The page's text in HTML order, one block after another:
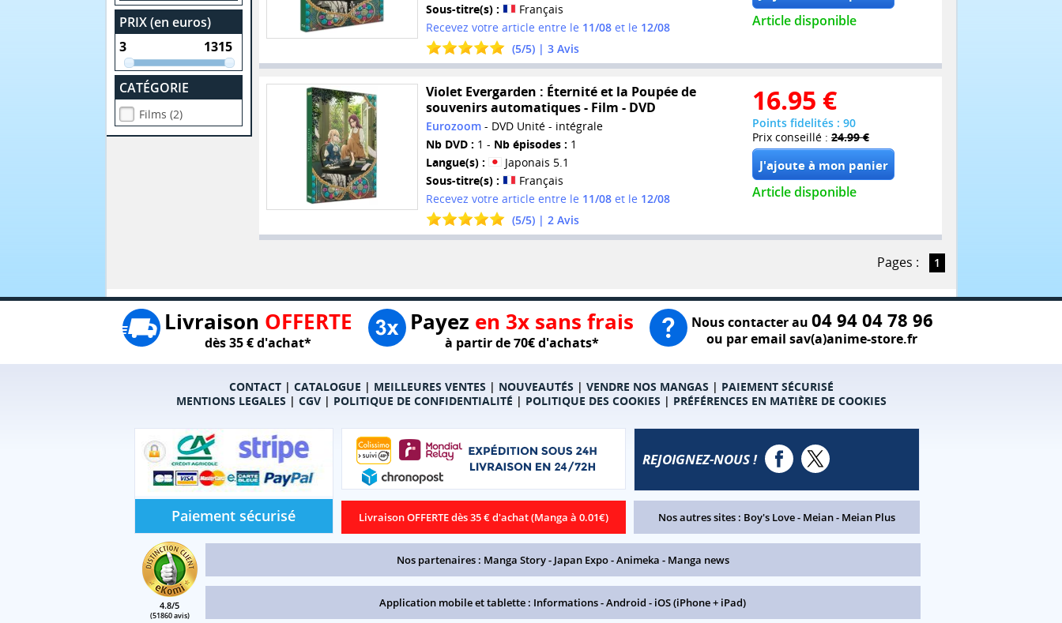
PRIX (en euros)
CATÉGORIE
Films (2)
Sous-titre(s) :
Français
Recevez votre article entre le 11/08et le 12/08
(5/5) | 3Avis
Article disponible
Violet Evergarden : Éternité et la Poupée de
souvenirs automatiques - Film - DVD
Eurozoom- DVD Unité - intégrale
Nb DVD : 1 - Nb épisodes : 1
Langue(s) :
Japonais 5.1
Sous-titre(s) :
Français
Recevez votre article entre le 11/08et le 12/08
(5/5) | 2Avis
16.95 €
Points fidelités : 90
Prix conseillé : 24.99 €
Article disponible
Pages : 1
Livraison OFFERTE
dès 35 € d'achat*
Payez en 3x sans frais
à partir de 70€ d'achats*
Nous contacter au 04 94 04 78 96
ou par email sav(a)anime-store.fr
CONTACT| CATALOGUE | MEILLEURES VENTES | NOUVEAUTÉS | VENDRE NOS MANGAS | PAIEMENT SÉCURISÉ
MENTIONS LEGALES | CGV| POLITIQUE DE CONFIDENTIALITÉ | POLITIQUE DES COOKIES | PRÉFÉRENCES EN MATIÈRE DE COOKIES
Paiement sécurisé Livraison OFFERTE dès 35 € d'achat (Manga à 0.01€)
REJOIGNEZ-NOUS !
Nos autres sites : Boy's Love- Meian- Meian Plus
4.8/5
(51860 avis)
Nos partenaires : Manga Story- Japan Expo-Animeka - Manga news
Application mobile et tablette : Informations-Android - iOS (iPhone + iPad)